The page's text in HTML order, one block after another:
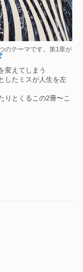
のテーマです。第1章が
変えてしまう
したミスが人生を左
りとくるこの2冊〜こ